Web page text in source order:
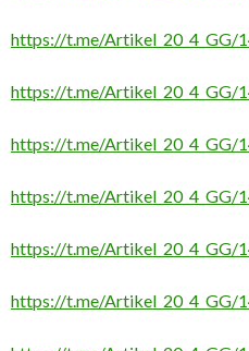
https://t.me/Artikel_20_4_GG/
https://t.me/Artikel_20_4_GG/
https://t.me/Artikel_20_4_GG/
https://t.me/Artikel_20_4_GG/
https://t.me/Artikel_20_4_GG/
https://t.me/Artikel_20_4_GG/